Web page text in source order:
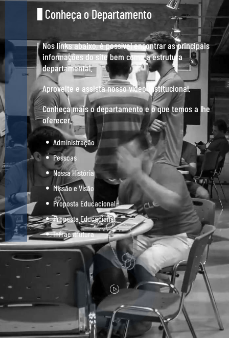
Conheça o Departamento
Nos links abaixo, é possível encontrar as principais
informações do site bem como a estrutura
departamental.
Aproveite e assista nosso vídeo institucional.
Conheça mais o departamento e o que temos a lhe
oferecer.
Administração
Pessoas
Nossa História
Missão e Visão
Proposta Educacional
Proposta Educacional
Infraestrutura